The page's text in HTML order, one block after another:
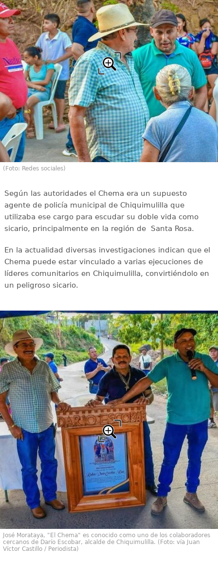
(Foto: Redes sociales)
Según las autoridades el Chema era un supuesto
agente de policía municipal de Chiquimulilla que
utilizaba ese cargo para escudar su doble vida como
sicario, principalmente en la región de Santa Rosa.
En la actualidad diversas investigaciones indican que el
Chema puede estar vinculado a varias ejecuciones de
líderes comunitarios en Chiquimulilla, convirtiéndolo en
un peligroso sicario.
José Morataya, "El Chema" es conocido como uno de los colaboradores
cercanos de Darío Escobar, alcalde de Chiquimulilla. (Foto: vía Juan
Víctor Castillo / Periodista)